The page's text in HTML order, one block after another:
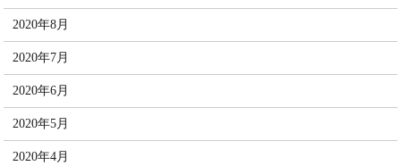
2020年8月
2020年7月
2020年6月
2020年5月
2020年4月